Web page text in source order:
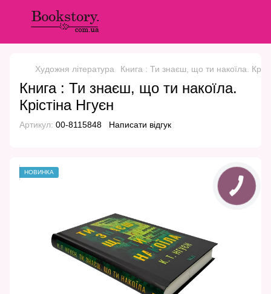
Художня література Книга : Ти знаєш, що ти накоїла.
Книга : Ти знаєш, що ти накоїла.
Крістіна Нгуєн
Артикул: 00-8115848 Написати відгук
НОВИНКА